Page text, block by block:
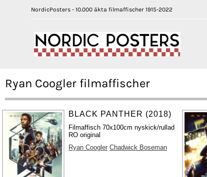
NordicPosters - 10.000 äkta filmaffischer 1915-2022
Ryan Coogler filmaffischer
BLACK PANTHER (2018)
Filmaffisch 70x100cm nyskick/rullad
RO original
Ryan Coogler Chadwick Boseman